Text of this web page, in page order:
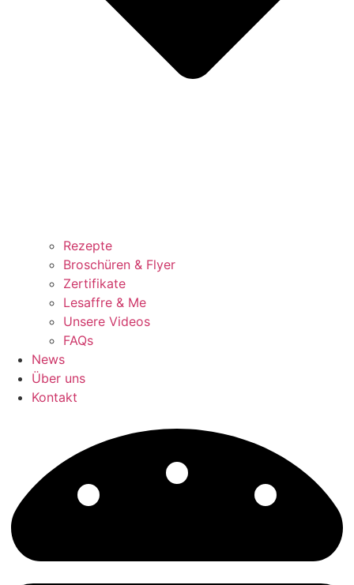
Rezepte
Broschüren & Flyer
Zertifikate
Lesaffre & Me
Unsere Videos
FAQs
News
Über uns
Kontakt